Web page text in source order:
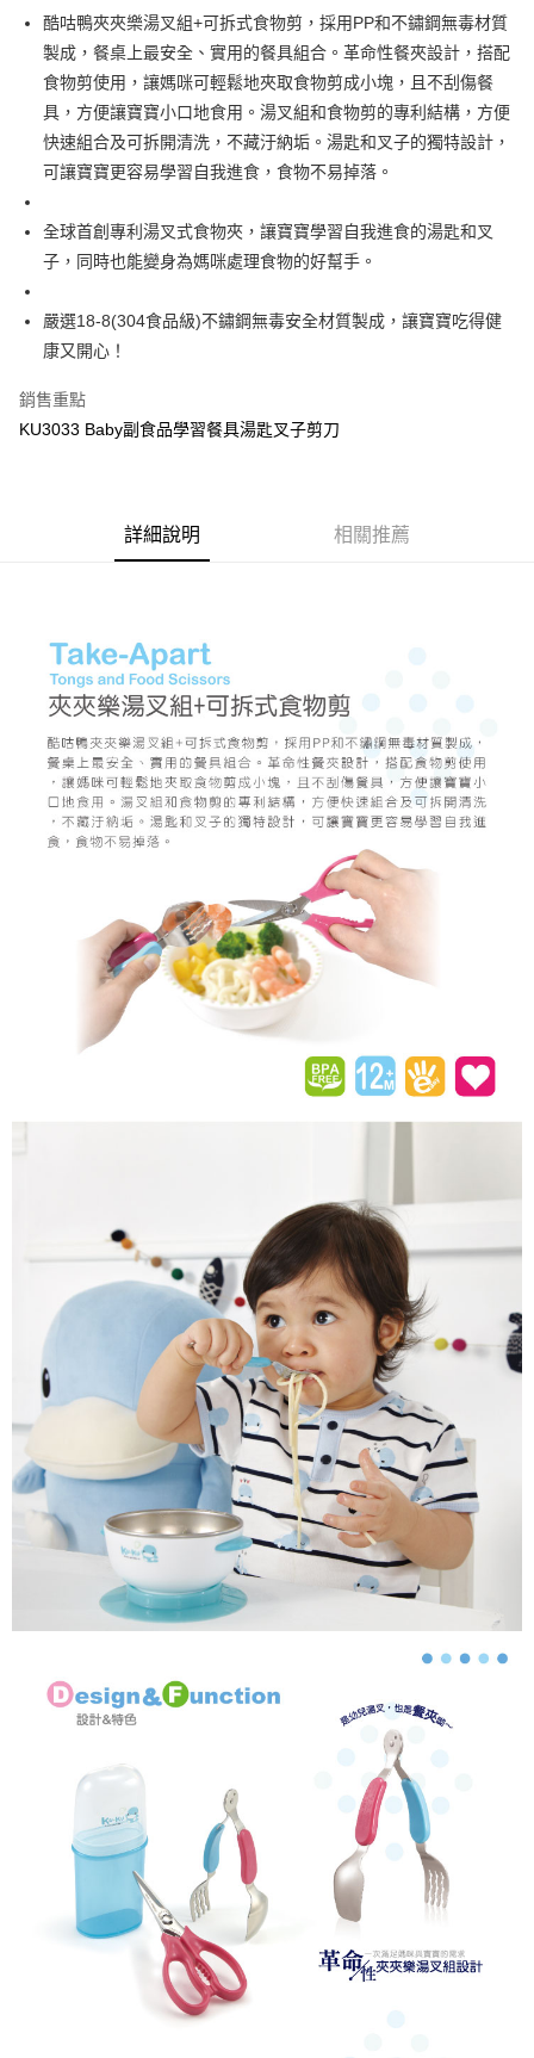
臺灣中小企業銀行
台中商業銀行
匯豐（台灣）商業銀行
華泰商業銀行
聯邦商業銀行
遠東國際商業銀行
元大商業銀行
永豐商業銀行
玉山商業銀行
星展（台灣）商業銀行
台新國際商業銀行
中國信託商業銀行
台灣樂天信用卡公司
Apple Pay
街口支付
Google Pay
AFTEE先享後付
相關說明
【關於「AFTEE先享後付」】
AFTEE先享後付是「在收到商品之後才付款」的支付方式。 讓您購物簡單
便利好安心！
１．簡單：不需註冊會員、不需綁卡、不需儲值。
３．安心：先確認商品／服務後，再付款。
【「AFTEE先享後付」結帳流程】
３．收到繳費通知簡訊後14天內，點擊此簡訊中的連結，可透過四大超商／
ATM／網路銀行／等多元方式進行付款，方視為交易完成。
※ 請注意：結帳手續完成當下不需立刻繳費，但若您需要取消訂單，請聯絡
是否繳費成功／繳費後需取消欲退款等相關疑問，請聯繫「AFTEE先享後付
客戶支援中心」 https://netprotections.freshdesk.com/support/home
【注意事項】
１．透過由恩沛科技股份有限公司提供之「AFTEE先享後付」服務完成之交
易，需依本服務之必要範圍內提供個人資料，並將交易相關給付款項請求債
權轉讓予恩沛科技股份有限公司。
２．關於個人資料處理事宜，請瀏覽以下網址：
https://aftee.tw/terms/#terms3
３．未成年的使用者請事先徵得法定代理人或監護人之同意方可使用
「AFTEE先享後付」，若未經同意申辦者引起之損失，本公司不負相關責
４．使用「AFTEE先享後付」時，將依據個別帳號之用戶狀況，依本公司即
時審查核予不同之上限額度；若仍有額度不足之情形，本公司將視審查結果
請求用戶進行身份認證。
５．嚴禁一人註冊多個帳號或使用他人資訊註冊。若發現惡意使用之情形，
恩沛科技股份有限公司將有權停止該用戶之使用額度並採取法律行動。
運送方式
全家取貨付款
每筆NT$150，滿NT$799(含以上)免運費
酷咕鴨夾夾樂湯叉組+可拆式食物剪，採用PP和不鏽鋼無毒材質
製成，餐桌上最安全、實用的餐具組合。革命性餐夾設計，搭配
食物剪使用，讓媽咪可輕鬆地夾取食物剪成小塊，且不刮傷餐
具，方便讓寶寶小口地食用。湯叉組和食物剪的專利結構，方便
快速組合及可拆開清洗，不藏汙納垢。湯匙和叉子的獨特設計，
可讓寶寶更容易學習自我進食，食物不易掉落。
全球首創專利湯叉式食物夾，讓寶寶學習自我進食的湯匙和叉
子，同時也能變身為媽咪處理食物的好幫手。
嚴選18-8(304食品級)不鏽鋼無毒安全材質製成，讓寶寶吃得健
康又開心！
銷售重點
KU3033 Baby副食品學習餐具湯匙叉子剪刀
詳細說明 相關推薦